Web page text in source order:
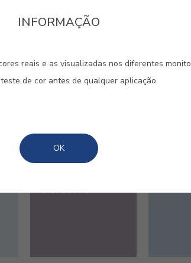
requinte e à
Utilizada em
de repouso,
sonho.
SILVESTRE
INFORMAÇÃO
reais e as visualizadas nos diferentes
de cor antes de qualquer aplicação.
OK